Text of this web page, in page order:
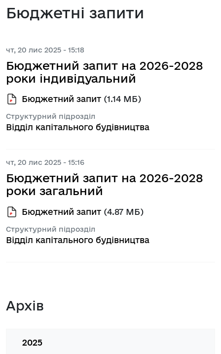
Бюджетні запити
чт, 20 лис 2025 - 15:18
Бюджетний запит на 2026-2028
роки індивідуальний
Бюджетний запит (1.14 МБ)
Структурний підрозділ
Відділ капітального будівництва
чт, 20 лис 2025 - 15:16
Бюджетний запит на 2026-2028
роки загальний
Бюджетний запит (4.87 МБ)
Структурний підрозділ
Відділ капітального будівництва
Архів
2025